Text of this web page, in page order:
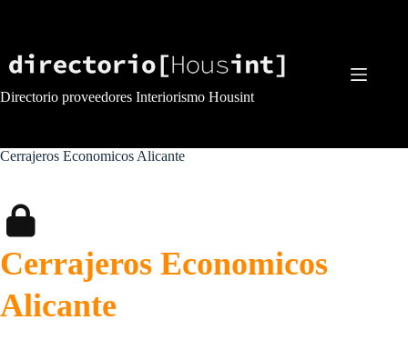
Directorio proveedores Interiorismo Housint
Cerrajeros Economicos Alicante
Cerrajeros Economicos
Alicante